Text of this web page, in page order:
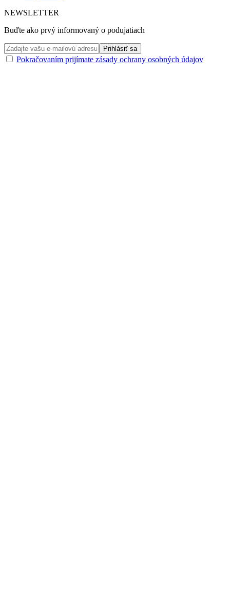
NEWSLETTER
Buďte ako prvý informovaný o podujatiach
Pokračovaním prijímate zásady ochrany osobných údajov